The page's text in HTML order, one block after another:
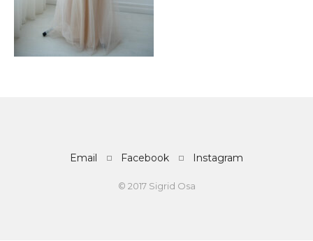
Email Facebook Instagram
© 2017 Sigrid Osa